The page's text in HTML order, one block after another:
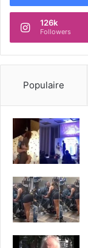
126k
Followers
Populaire